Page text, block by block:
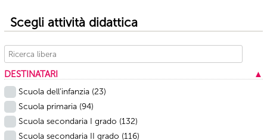
Scegli attività didattica
DESTINATARI ▲
Scuola dell’infanzia (23)
Scuola primaria (94)
Scuola secondaria I grado (132)
Scuola secondaria II grado (116)